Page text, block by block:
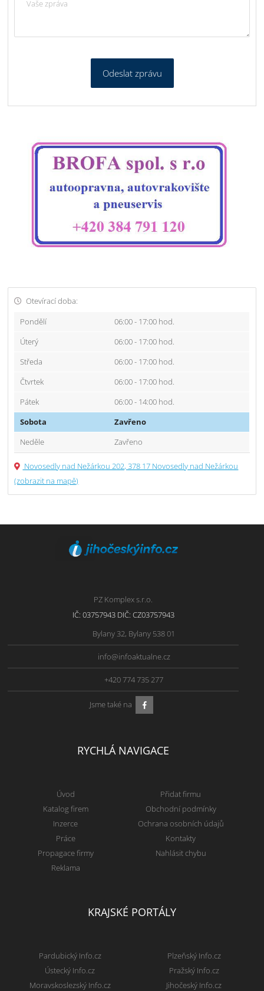
Odeslat zprávu
Otevírací doba:
Pondělí
06:00 - 17:00 hod.
Úterý
06:00 - 17:00 hod.
Středa
06:00 - 17:00 hod.
Čtvrtek
06:00 - 17:00 hod.
Pátek
06:00 - 14:00 hod.
Sobota
Zavřeno
Neděle
Zavřeno
Novosedly nad Nežárkou 202, 378 17 Novosedly nad Nežárkou
(zobrazit na mapě)
PZ Komplex s.r.o.
IČ: 03757943 DIČ: CZ03757943
Bylany 32, Bylany 538 01
info@infoaktualne.cz
+420 774 735 277
Jsme také na
RYCHLÁ NAVIGACE
Úvod
Katalog firem
Inzerce
Práce
Propagace firmy
Reklama
Přidat firmu
Obchodní podmínky
Ochrana osobních údajů
Kontakty
Nahlásit chybu
KRAJSKÉ PORTÁLY
Pardubický Info.cz
Ústecký Info.cz
Moravskoslezský Info.cz
Plzeňský Info.cz
Pražský Info.cz
Jihočeský Info.cz